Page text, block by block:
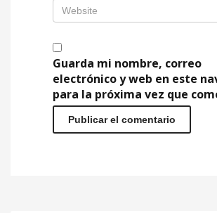
Guarda mi nombre, correo
electrónico y web en este
para la próxima vez que